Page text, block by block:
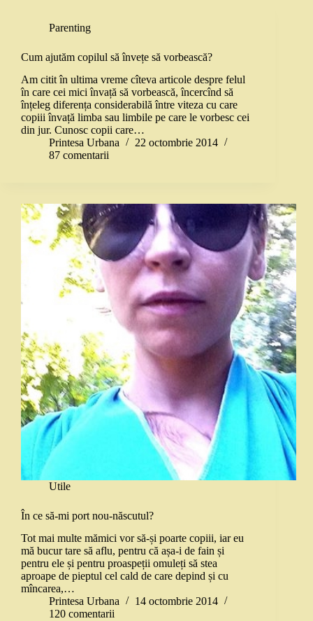
Parenting
Cum ajutăm copilul să învețe să vorbească?
Am citit în ultima vreme cîteva articole despre felul
în care cei mici învață să vorbească, încercînd să
înțeleg diferența considerabilă între viteza cu care
copiii învață limba sau limbile pe care le vorbesc cei
din jur. Cunosc copii care…
Printesa Urbana
22 octombrie 2014
87 comentarii
Utile
În ce să-mi port nou-născutul?
Tot mai multe mămici vor să-și poarte copiii, iar eu
mă bucur tare să aflu, pentru că așa-i de fain și
pentru ele și pentru proaspeții omuleți să stea
aproape de pieptul cel cald de care depind și cu
mîncarea,…
Printesa Urbana
14 octombrie 2014
120 comentarii